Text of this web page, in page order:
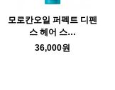
모로칸오일 퍼펙트 디펜
스 헤어 스…
36,000원